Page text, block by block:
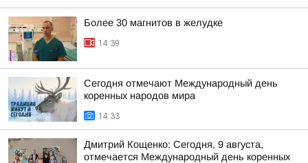
Более 30 магнитов в желудке
14:39
Сегодня отмечают Международный день
коренных народов мира
14:33
Дмитрий Кощенко: Сегодня, 9 августа,
отмечается Международный день коренных